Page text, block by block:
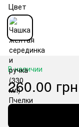
Цвет
В наличии
260.00 грн